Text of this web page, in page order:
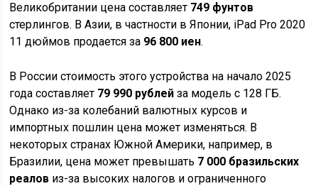
Великобритании цена составляет 749 фунтов
стерлингов. В Азии, в частности в Японии, iPad Pro 2020
11 дюймов продается за 96 800 иен.
В России стоимость этого устройства на начало 2025
года составляет 79 990 рублей за модель с 128 ГБ.
Однако из-за колебаний валютных курсов и
импортных пошлин цена может изменяться. В
некоторых странах Южной Америки, например, в
Бразилии, цена может превышать 7 000 бразильских
реалов из-за высоких налогов и ограниченного